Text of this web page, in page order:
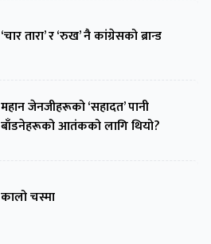
‘चार तारा’ र ‘रुख’ नै कांग्रेसको ब्रान्ड
महान जेनजीहरूको ‘सहादत’ पानी
बाँडनेहरूको आतंकको लागि थियो?
कालो चस्मा